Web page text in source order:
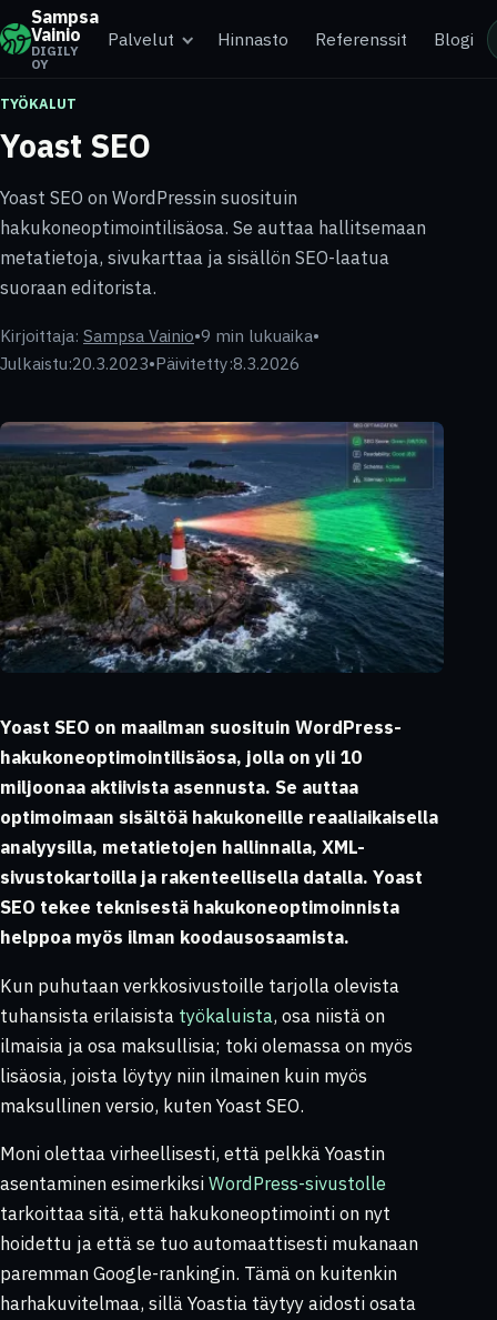
Sampsa
Vainio
DIGILY
OY
Palvelut Hinnasto Referenssit Blogi
TYÖKALUT
Yoast SEO
Yoast SEO on WordPressin suosituin
hakukoneoptimointilisäosa. Se auttaa hallitsemaan
metatietoja, sivukarttaa ja sisällön SEO-laatua
suoraan editorista.
Kirjoittaja: Sampsa Vainio•9 min lukuaika•
Julkaistu:20.3.2023•Päivitetty:8.3.2026
Yoast SEO on maailman suosituin WordPress-
hakukoneoptimointilisäosa, jolla on yli 10
miljoonaa aktiivista asennusta. Se auttaa
optimoimaan sisältöä hakukoneille reaaliaikaisella
analyysilla, metatietojen hallinnalla, XML-
sivustokartoilla ja rakenteellisella datalla. Yoast
SEO tekee teknisestä hakukoneoptimoinnista
helppoa myös ilman koodausosaamista.
Kun puhutaan verkkosivustoille tarjolla olevista
tuhansista erilaisista työkaluista, osa niistä on
ilmaisia ja osa maksullisia; toki olemassa on myös
lisäosia, joista löytyy niin ilmainen kuin myös
maksullinen versio, kuten Yoast SEO.
Moni olettaa virheellisesti, että pelkkä Yoastin
asentaminen esimerkiksiWordPress-sivustolle
tarkoittaa sitä, että hakukoneoptimointi on nyt
hoidettu ja että se tuo automaattisesti mukanaan
paremman Google-rankingin. Tämä on kuitenkin
harhakuvitelmaa, sillä Yoastia täytyy aidosti osata